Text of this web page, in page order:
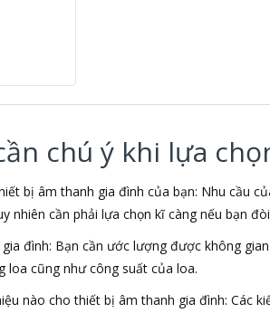
chú ý khi lựa
bị âm thanh gia đình của bạn: Nhu cầu
nhiên cần phải lựa chọn kĩ càng nếu bạn
đình: Bạn cần ước lượng được không
loa cũng như công suất của loa.
nào cho thiết bị âm thanh gia đình: Các